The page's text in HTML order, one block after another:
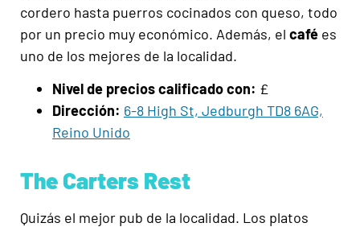
cordero hasta puerros cocinados con queso, todo
por un precio muy económico. Además, el café es
uno de los mejores de la localidad.
Nivel de precios calificado con: £
Dirección: 6-8 High St, Jedburgh TD8 6AG,
Reino Unido
The Carters Rest
Quizás el mejor pub de la localidad. Los platos